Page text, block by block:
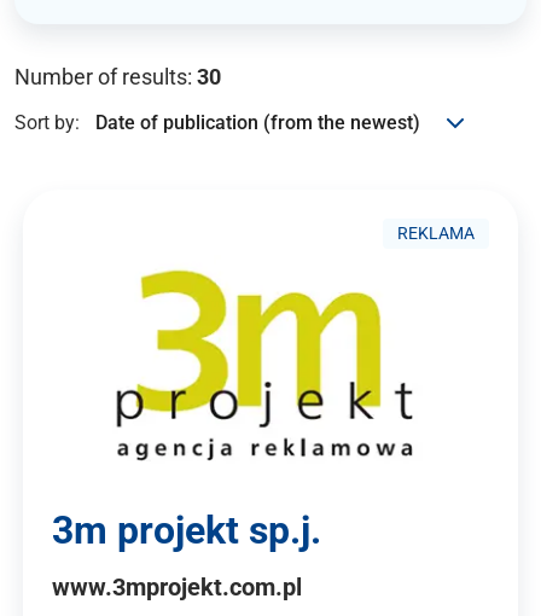
Number of results: 30
Sort by:
REKLAMA
3m projekt sp.j.
www.3mprojekt.com.pl